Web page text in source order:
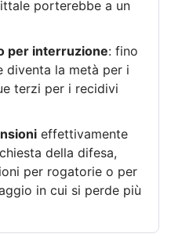
porterebbe a un
per interruzione: fino
diventa la metà per i
terzi per i recidivi
effettivamente
della difesa,
per rogatorie o per
in cui si perde più